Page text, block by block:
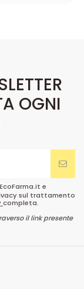
OGNI
e
sul trattamento
completa.
il link presente